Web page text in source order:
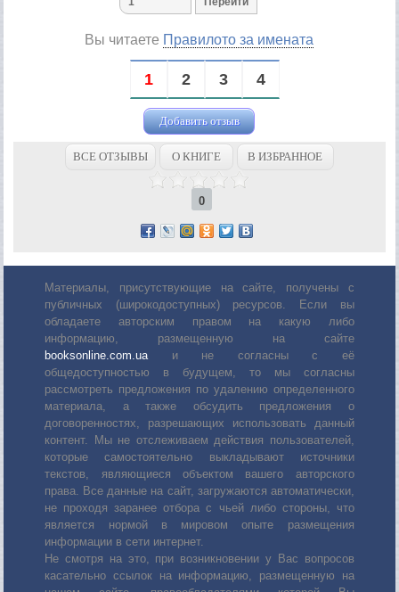
Вы читаете Правилото за имената
1 2 3 4
Добавить отзыв
ВСЕ ОТЗЫВЫ О КНИГЕ В ИЗБРАННОЕ
0
Материалы, присутствующие на сайте, получены с
публичных (широкодоступных) ресурсов. Если вы
обладаете авторским правом на какую либо
информацию, размещенную на сайте
booksonline.com.uaи не согласны с её
общедоступностью в будущем, то мы согласны
рассмотреть предложения по удалению определенного
материала, а также обсудить предложения о
договоренностях, разрешающих использовать данный
контент. Мы не отслеживаем действия пользователей,
которые самостоятельно выкладывают источники
текстов, являющиеся объектом вашего авторского
права. Все данные на сайт, загружаются автоматически,
не проходя заранее отбора с чьей либо стороны, что
является нормой в мировом опыте размещения
информации в сети интернет.
Не смотря на это, при возникновении у Вас вопросов
касательно ссылок на информацию, размещенную на